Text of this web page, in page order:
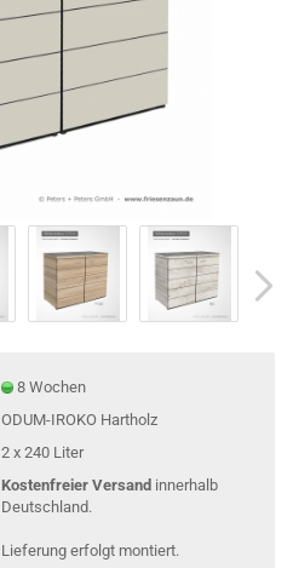
8 Wochen
ODUM-IROKO Hartholz
2 x 240 Liter
Kostenfreier Versand innerhalb
Deutschland.
Lieferung erfolgt montiert.